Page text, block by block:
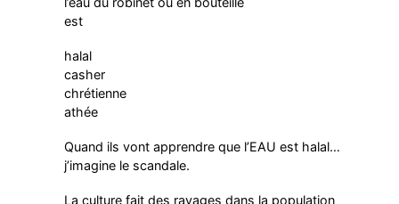
est
halal
casher
chrétienne
athée
Quand ils vont apprendre que l’EAU est halal…
j’imagine le scandale.
La culture fait des ravages dans la population